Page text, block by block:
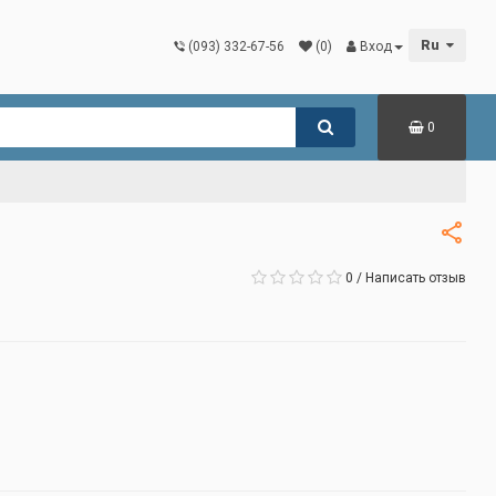
(093) 332-67-56 (0) Вход Ru
0
0 / Написать отзыв